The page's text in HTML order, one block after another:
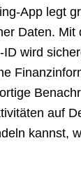
App legt
Daten. Mit
ID wird
auf
kannst,